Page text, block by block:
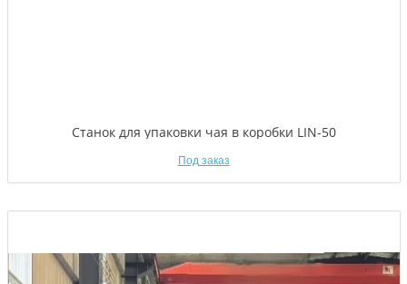
Станок для упаковки чая в коробки LIN-50
Под заказ